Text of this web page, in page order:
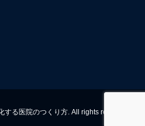
る医院のつくり方. All rights reserved.